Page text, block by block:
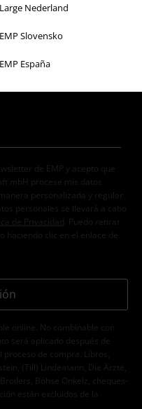
Large Nederland
EMP Slovensko
EMP España
de EMP y acepto que
mbH procese mis datos
personalizada y regular
personales se llevará a cabo
de Privacidad . Puedo retirar
haciendo clic en el enlace de
online. No combinable con
será aplicado después de
de compra. Libros,
(Till) Lindemann, Die Ärzte,
Böhse Onkelz, cheques-
están excluidos de la